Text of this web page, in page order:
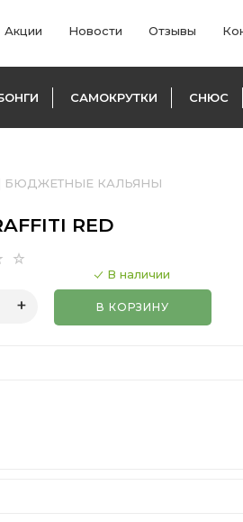
Акции Новости Отзывы
САМОКРУТКИ СНЮС
БЮДЖЕТНЫЕ КАЛЬЯНЫ
RED
В наличии
В КОРЗИНУ